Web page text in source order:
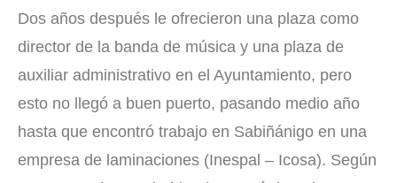
Dos años después le ofrecieron una plaza como
director de la banda de música y una plaza de
auxiliar administrativo en el Ayuntamiento, pero
esto no llegó a buen puerto, pasando medio año
hasta que encontró trabajo en Sabiñánigo en una
empresa de laminaciones (Inespal – Icosa). Según